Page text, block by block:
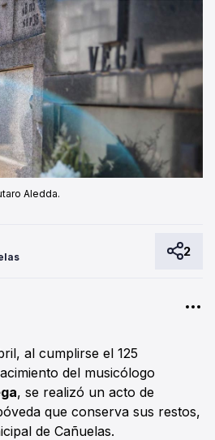
Aledda.
2
al cumplirse el 125
del musicólogo
, se realizó un acto de
que conserva sus restos,
de Cañuelas.